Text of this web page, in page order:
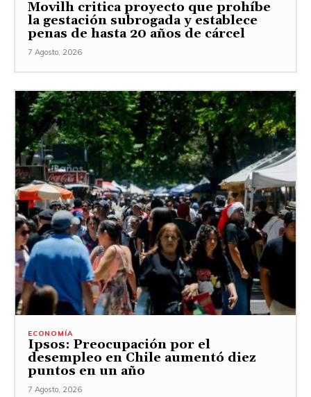
Movilh critica proyecto que prohíbe
la gestación subrogada y establece
penas de hasta 20 años de cárcel
7 Agosto, 2026
ECONOMÍA
Ipsos: Preocupación por el
desempleo en Chile aumentó diez
puntos en un año
7 Agosto, 2026